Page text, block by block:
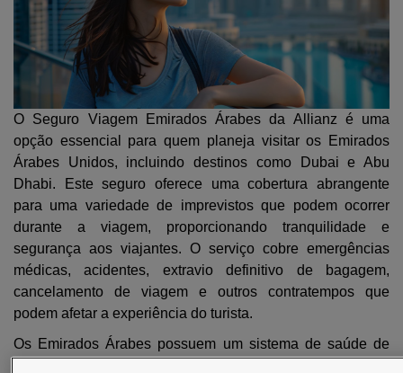
O Seguro Viagem Emirados Árabes da Allianz é uma
opção essencial para quem planeja visitar os Emirados
Árabes Unidos, incluindo destinos como Dubai e Abu
Dhabi. Este seguro oferece uma cobertura abrangente
para uma variedade de imprevistos que podem ocorrer
durante a viagem, proporcionando tranquilidade e
segurança aos viajantes. O serviço cobre emergências
médicas, acidentes, extravio definitivo de bagagem,
cancelamento de viagem e outros contratempos que
podem afetar a experiência do turista.
Os Emirados Árabes possuem um sistema de saúde de